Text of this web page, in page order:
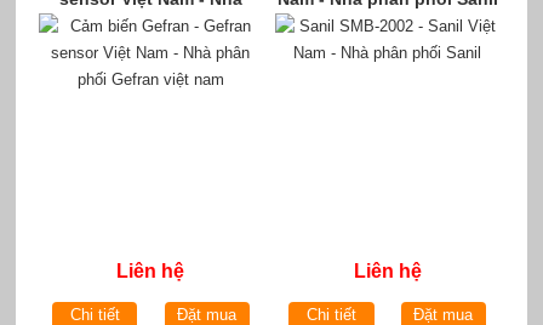
phân phối Gefran việt nam
Liên hệ
Chi tiết Đặt mua
Liên hệ
Chi tiết Đặt mua